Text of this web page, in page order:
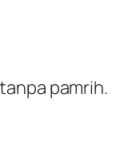
pamrih.